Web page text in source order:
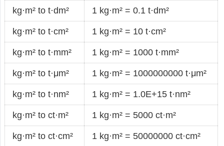
kg·m² to t·dm² 1 kg·m² = 0.1 t·dm²
kg·m² to t·cm² 1 kg·m² = 10 t·cm²
kg·m² to t·mm² 1 kg·m² = 1000 t·mm²
kg·m² to t·μm² 1 kg·m² = 1000000000 t·μm²
kg·m² to t·nm² 1 kg·m² = 1.0E+15 t·nm²
kg·m² to ct·m² 1 kg·m² = 5000 ct·m²
kg·m² to ct·cm² 1 kg·m² = 50000000 ct·cm²